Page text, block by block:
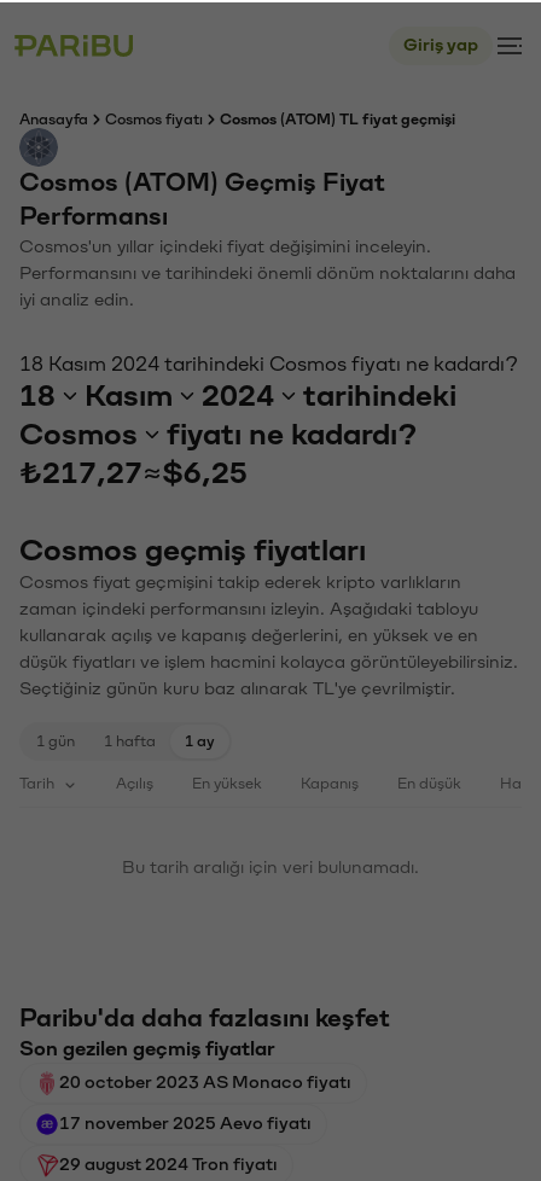
Giriş yap
Anasayfa Cosmos fiyatı Cosmos (ATOM) TL fiyat geçmişi
Cosmos (ATOM) Geçmiş Fiyat
Performansı
Cosmos'un yıllar içindeki fiyat değişimini inceleyin.
Performansını ve tarihindeki önemli dönüm noktalarını daha
iyi analiz edin.
18 Kasım 2024 tarihindeki Cosmos fiyatı ne kadardı?
18 Kasım 2024
tarihindeki
Cosmos
fiyatı ne kadardı?
₺217,27≈$6,25
Cosmos geçmiş fiyatları
Cosmos fiyat geçmişini takip ederek kripto varlıkların
zaman içindeki performansını izleyin. Aşağıdaki tabloyu
kullanarak açılış ve kapanış değerlerini, en yüksek ve en
düşük fiyatları ve işlem hacmini kolayca görüntüleyebilirsiniz.
Seçtiğiniz günün kuru baz alınarak TL'ye çevrilmiştir.
1 gün 1 hafta 1 ay
Tarih Açılış En yüksek Kapanış En düşük
Bu tarih aralığı için veri bulunamadı.
Paribu'da daha fazlasını keşfet
Son gezilen geçmiş fiyatlar
20 october 2023 AS Monaco fiyatı
17 november 2025 Aevo fiyatı
29 august 2024 Tron fiyatı